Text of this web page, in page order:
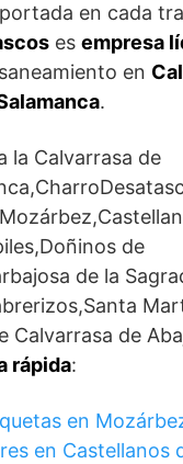
en cada
es empresa
en
.
la Calvarrasa de
de
de la
Calvarrasa de
rápida:
en
en Castellanos